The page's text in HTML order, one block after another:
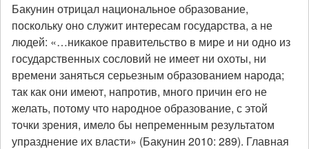
Бакунин отрицал национальное образование,
поскольку оно служит интересам государства, а не
людей: «…никакое правительство в мире и ни одно из
государственных сословий не имеет ни охоты, ни
времени заняться серьезным образованием народа;
так как они имеют, напротив, много причин его не
желать, потому что народное образование, с этой
точки зрения, имело бы непременным результатом
упразднение их власти» (Бакунин 2010: 289). Главная